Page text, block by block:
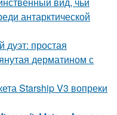
антарктической
дуэт: простая
дерматином с
Starship V3 вопреки